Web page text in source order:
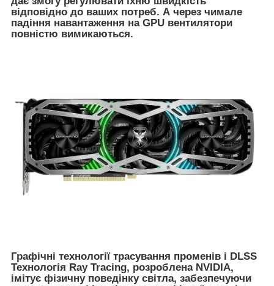
відповідно до ваших потреб. А через чимале
падіння навантаження на GPU вентилятори
повністю вимикаються.
Графічні технології трасування променів і DLSS
Технологія Ray Tracing, розроблена NVIDIA,
імітує фізичну поведінку світла, забезпечуючи